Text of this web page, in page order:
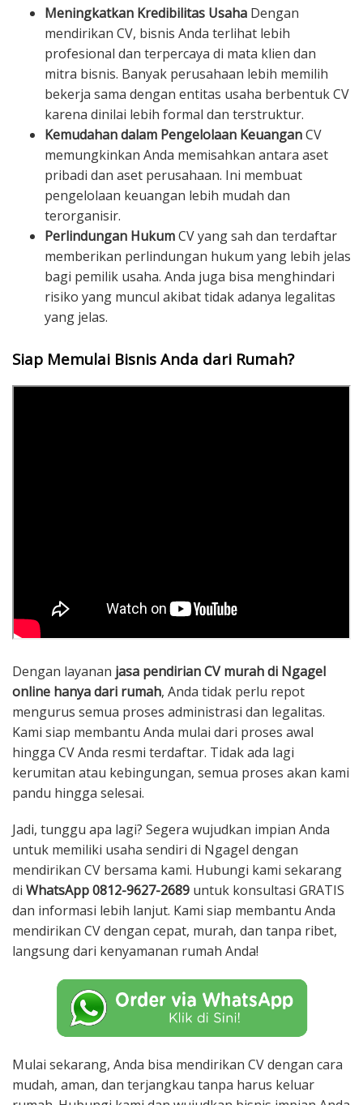
Meningkatkan Kredibilitas Usaha Dengan
mendirikan CV, bisnis Anda terlihat lebih
profesional dan terpercaya di mata klien dan
mitra bisnis. Banyak perusahaan lebih memilih
bekerja sama dengan entitas usaha berbentuk CV
karena dinilai lebih formal dan terstruktur.
Kemudahan dalam Pengelolaan KeuanganCV
memungkinkan Anda memisahkan antara aset
pribadi dan aset perusahaan. Ini membuat
pengelolaan keuangan lebih mudah dan
terorganisir.
Perlindungan HukumCV yang sah dan terdaftar
memberikan perlindungan hukum yang lebih jelas
bagi pemilik usaha. Anda juga bisa menghindari
risiko yang muncul akibat tidak adanya legalitas
yang jelas.
Siap Memulai Bisnis Anda dari Rumah?
Dengan layanan jasa pendirian CV murah di Ngagel
online hanya dari rumah, Anda tidak perlu repot
mengurus semua proses administrasi dan legalitas.
Kami siap membantu Anda mulai dari proses awal
hingga CV Anda resmi terdaftar. Tidak ada lagi
kerumitan atau kebingungan, semua proses akan kami
pandu hingga selesai.
Jadi, tunggu apa lagi? Segera wujudkan impian Anda
untuk memiliki usaha sendiri di Ngagel dengan
mendirikan CV bersama kami. Hubungi kami sekarang
di WhatsApp 0812-9627-2689 untuk konsultasi GRATIS
dan informasi lebih lanjut. Kami siap membantu Anda
mendirikan CV dengan cepat, murah, dan tanpa ribet,
langsung dari kenyamanan rumah Anda!
Mulai sekarang, Anda bisa mendirikan CV dengan cara
mudah, aman, dan terjangkau tanpa harus keluar